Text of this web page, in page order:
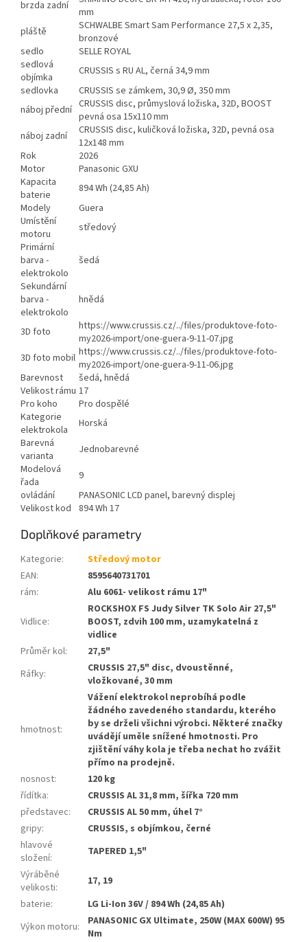
brzda zadní
mm
pláště
SCHWALBE Smart Sam Performance 27,5 x 2,35,
bronzové
sedlo
SELLE ROYAL
sedlová
objímka
CRUSSIS s RU AL, černá 34,9 mm
sedlovka
CRUSSIS se zámkem, 30,9 Ø, 350 mm
náboj přední CRUSSIS disc, průmyslová ložiska, 32D, BOOST
pevná osa 15x110 mm
náboj zadní
CRUSSIS disc, kuličková ložiska, 32D, pevná osa
12x148 mm
Rok
2026
Motor
Panasonic GXU
Kapacita
baterie
894 Wh (24,85 Ah)
Modely
Guera
Umístění
motoru
středový
Primární
barva -
elektrokolo
šedá
Sekundární
barva -
elektrokolo
hnědá
3D foto
https://www.crussis.cz/../files/produktove-foto-
my2026-import/one-guera-9-11-07.jpg
3D foto mobil https://www.crussis.cz/../files/produktove-foto-
my2026-import/one-guera-9-11-06.jpg
Barevnost
šedá, hnědá
Velikost rámu 17
Pro koho
Pro dospělé
Kategorie
elektrokola
Horská
Barevná
varianta
Jednobarevné
Modelová
řada
9
ovládání
PANASONIC LCD panel, barevný displej
Velikost kod 894 Wh 17
Doplňkové parametry
Kategorie:
Středový motor
EAN:
8595640731701
rám: Alu 6061- velikost rámu 17"
Vidlice:
ROCKSHOX FS Judy Silver TK Solo Air 27,5"
BOOST, zdvih 100 mm, uzamykatelná z
vidlice
Průměr kol:
27,5"
Ráfky:
CRUSSIS 27,5" disc, dvoustěnné,
vložkované, 30 mm
hmotnost:
Vážení elektrokol neprobíhá podle
žádného zavedeného standardu, kterého
by se drželi všichni výrobci. Některé značky
uvádějí uměle snížené hmotnosti. Pro
zjištění váhy kola je třeba nechat ho zvážit
přímo na prodejně.
nosnost:
120 kg
řídítka:
CRUSSIS AL 31,8 mm, šířka 720 mm
představec:
CRUSSIS AL 50 mm, úhel 7°
gripy:
CRUSSIS, s objímkou, černé
hlavové
složení:
TAPERED 1,5"
Výráběné
velikosti:
17, 19
baterie:
LG Li-Ion 36V / 894 Wh (24,85 Ah)
Výkon motoru:
PANASONIC GX Ultimate, 250W (MAX 600W) 95
Nm